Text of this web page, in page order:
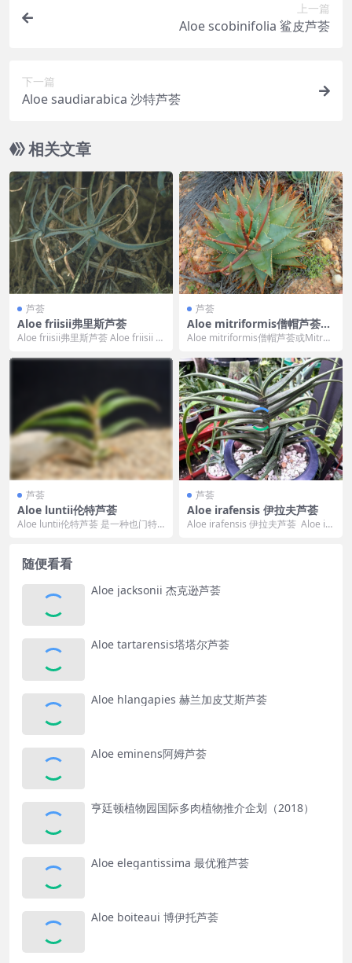
上一篇
Aloe scobinifolia 鲨皮芦荟
下一篇
Aloe saudiarabica 沙特芦荟
相关文章
芦荟
Aloe friisii弗里斯芦荟
Aloe friisii弗里斯芦荟 Aloe friisii 的
芦荟
Aloe mitriformis僧帽芦荟或
Mitre Aloe
Aloe mitriformis僧帽芦荟或Mitre
芦荟
Aloe luntii伦特芦荟
Aloe luntii伦特芦荟 是一种也门特
芦荟
Aloe irafensis 伊拉夫芦荟
Aloe irafensis 伊拉夫芦荟 Aloe ira
随便看看
Aloe jacksonii 杰克逊芦荟
Aloe tartarensis塔塔尔芦荟
Aloe hlangapies 赫兰加皮艾斯芦荟
Aloe eminens阿姆芦荟
亨廷顿植物园国际多肉植物推介企划（2018）
Aloe elegantissima 最优雅芦荟
Aloe boiteaui 博伊托芦荟